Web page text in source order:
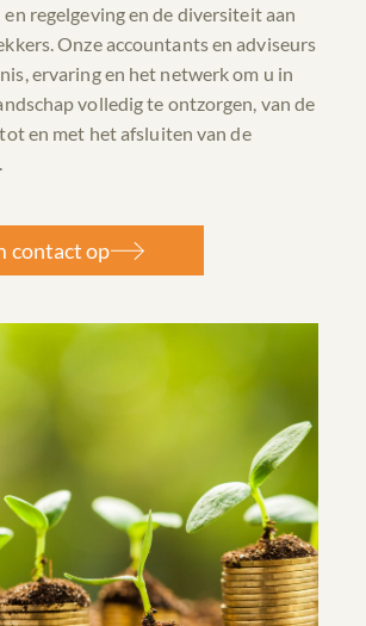
regelgeving en de diversiteit aan
Onze accountants en adviseurs
ervaring en het netwerk om u in
volledig te ontzorgen, van de
en met het afsluiten van de
contact op